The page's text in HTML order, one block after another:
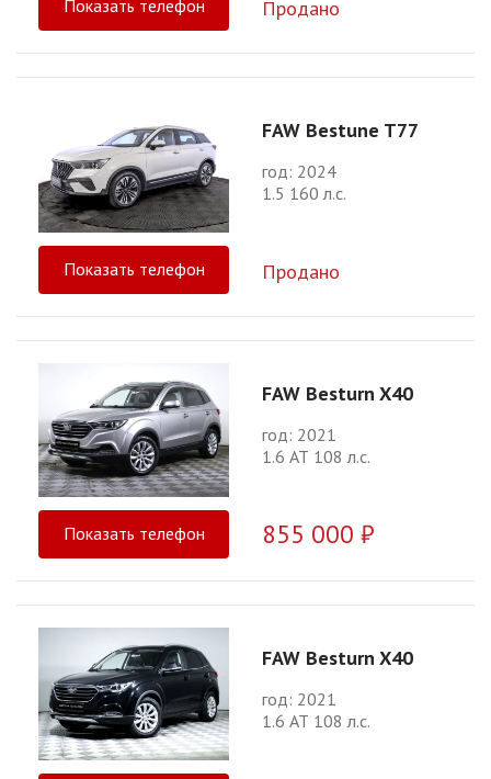
Показать телефон Продано
FAW Bestune T77
год: 2024
1.5 160 л.с.
Показать телефон Продано
FAW Besturn X40
год: 2021
1.6 АТ 108 л.с.
Показать телефон 855 000 ₽
FAW Besturn X40
год: 2021
1.6 АТ 108 л.с.